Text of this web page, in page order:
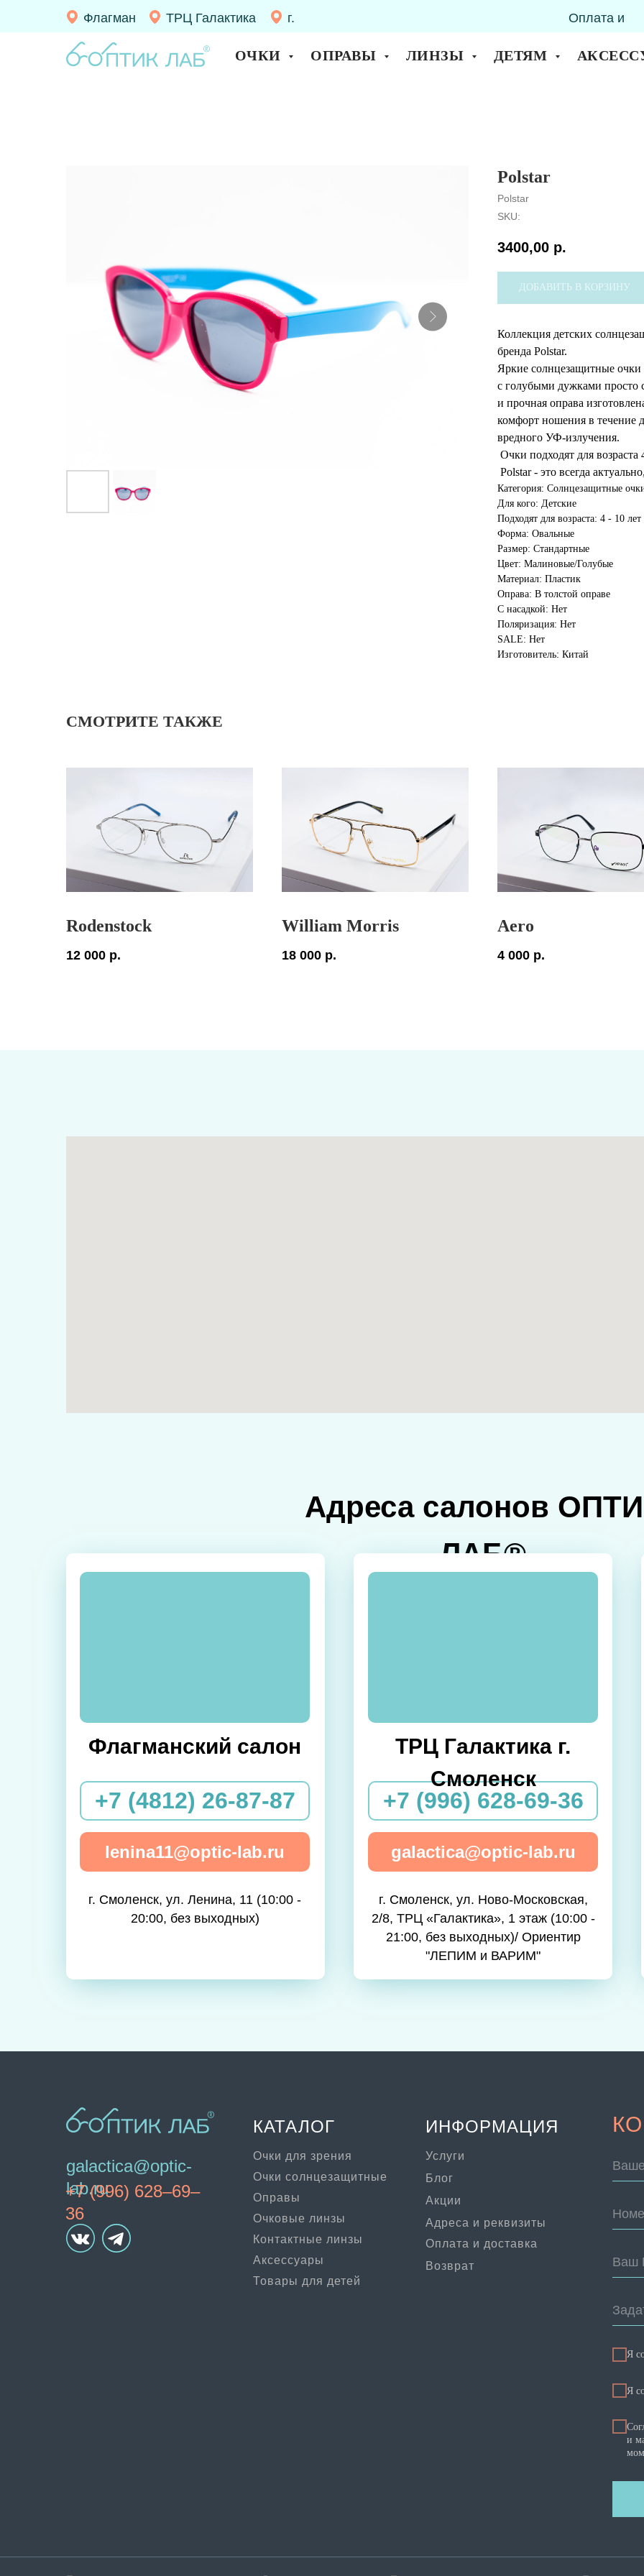
Флагман ТРЦ Галактика
Оплата и
г.
ОЧКИ ОПРАВЫ ЛИНЗЫ ДЕТЯМ
Polstar
Polstar
SKU:
3400,00 р.
ДОБАВИТЬ В КОРЗИНУ
Коллекция детских
бренда Polstar.
Яркие солнцезащитные
с голубыми дужками просто
и прочная оправа
комфорт ношения в
вредного УФ-излучения.
Очки подходят для возраста
Polstar - это всегда
Категория: Солнцезащитные
Для кого: Детские
Подходят для возраста: 4 - 10 лет
Форма: Овальные
Размер: Стандартные
Цвет: Малиновые/Голубые
Материал: Пластик
Оправа: В толстой оправе
С насадкой: Нет
Поляризация: Нет
SALE: Нет
Изготовитель: Китай
СМОТРИТЕ ТАКЖЕ
Rodenstock
12 000 р.
William Morris
18 000 р.
Aero
4 000 р.
Адреса салонов
ЛАБ®
г. Смоленск, ул. Ленина, 11 (10:00 -
20:00, без выходных)
Флагманский салон
+7 (4812) 26-87-87
lenina11@optic-lab.ru
+7 (996) 628-69-36
galactica@optic-lab.ru
ТРЦ Галактика г.
Смоленск
г. Смоленск, ул. Ново-Московская,
2/8, ТРЦ «Галактика», 1 этаж (10:00 -
21:00, без выходных)/ Ориентир
"ЛЕПИМ и ВАРИМ"
galactica@optic-
lab.ru
Очки для зрения
Очки солнцезащитные
Очковые линзы
Оправы
Контактные линзы
Аксессуары
Товары для детей
+7 (996) 628–69–
36
ИНФОРМАЦИЯ
Услуги
КАТАЛОГ
Адреса и реквизиты
Ваш
Я
Я
и
Оплата и доставка
Возврат
Блог
Акции